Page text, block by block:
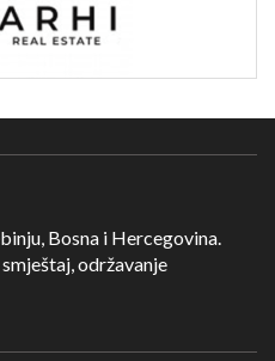
Bosna i Hercegovina.
održavanje